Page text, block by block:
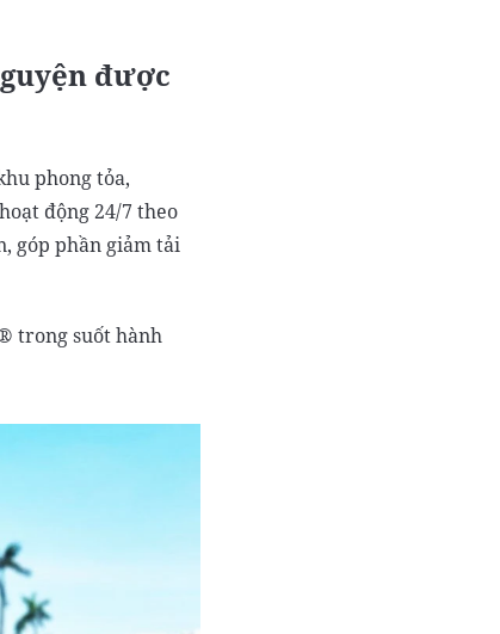
được
phong tỏa,
động 24/7 theo
góp phần giảm tải
trong suốt hành